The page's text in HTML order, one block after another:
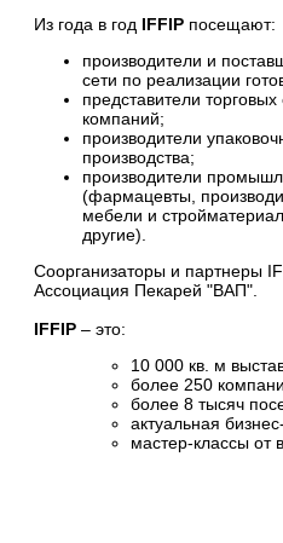
Из года в год IFFIP посещают:
производители и
сети по реализации
представители
компаний;
производители
производства;
производители
(фармацевты,
мебели и
другие).
Соорганизаторы и партнеры
Ассоциация Пекарей "ВАП".
IFFIP – это:
10 000 кв. м
более 250
более 8 тысяч
актуальная
мастер-классы от